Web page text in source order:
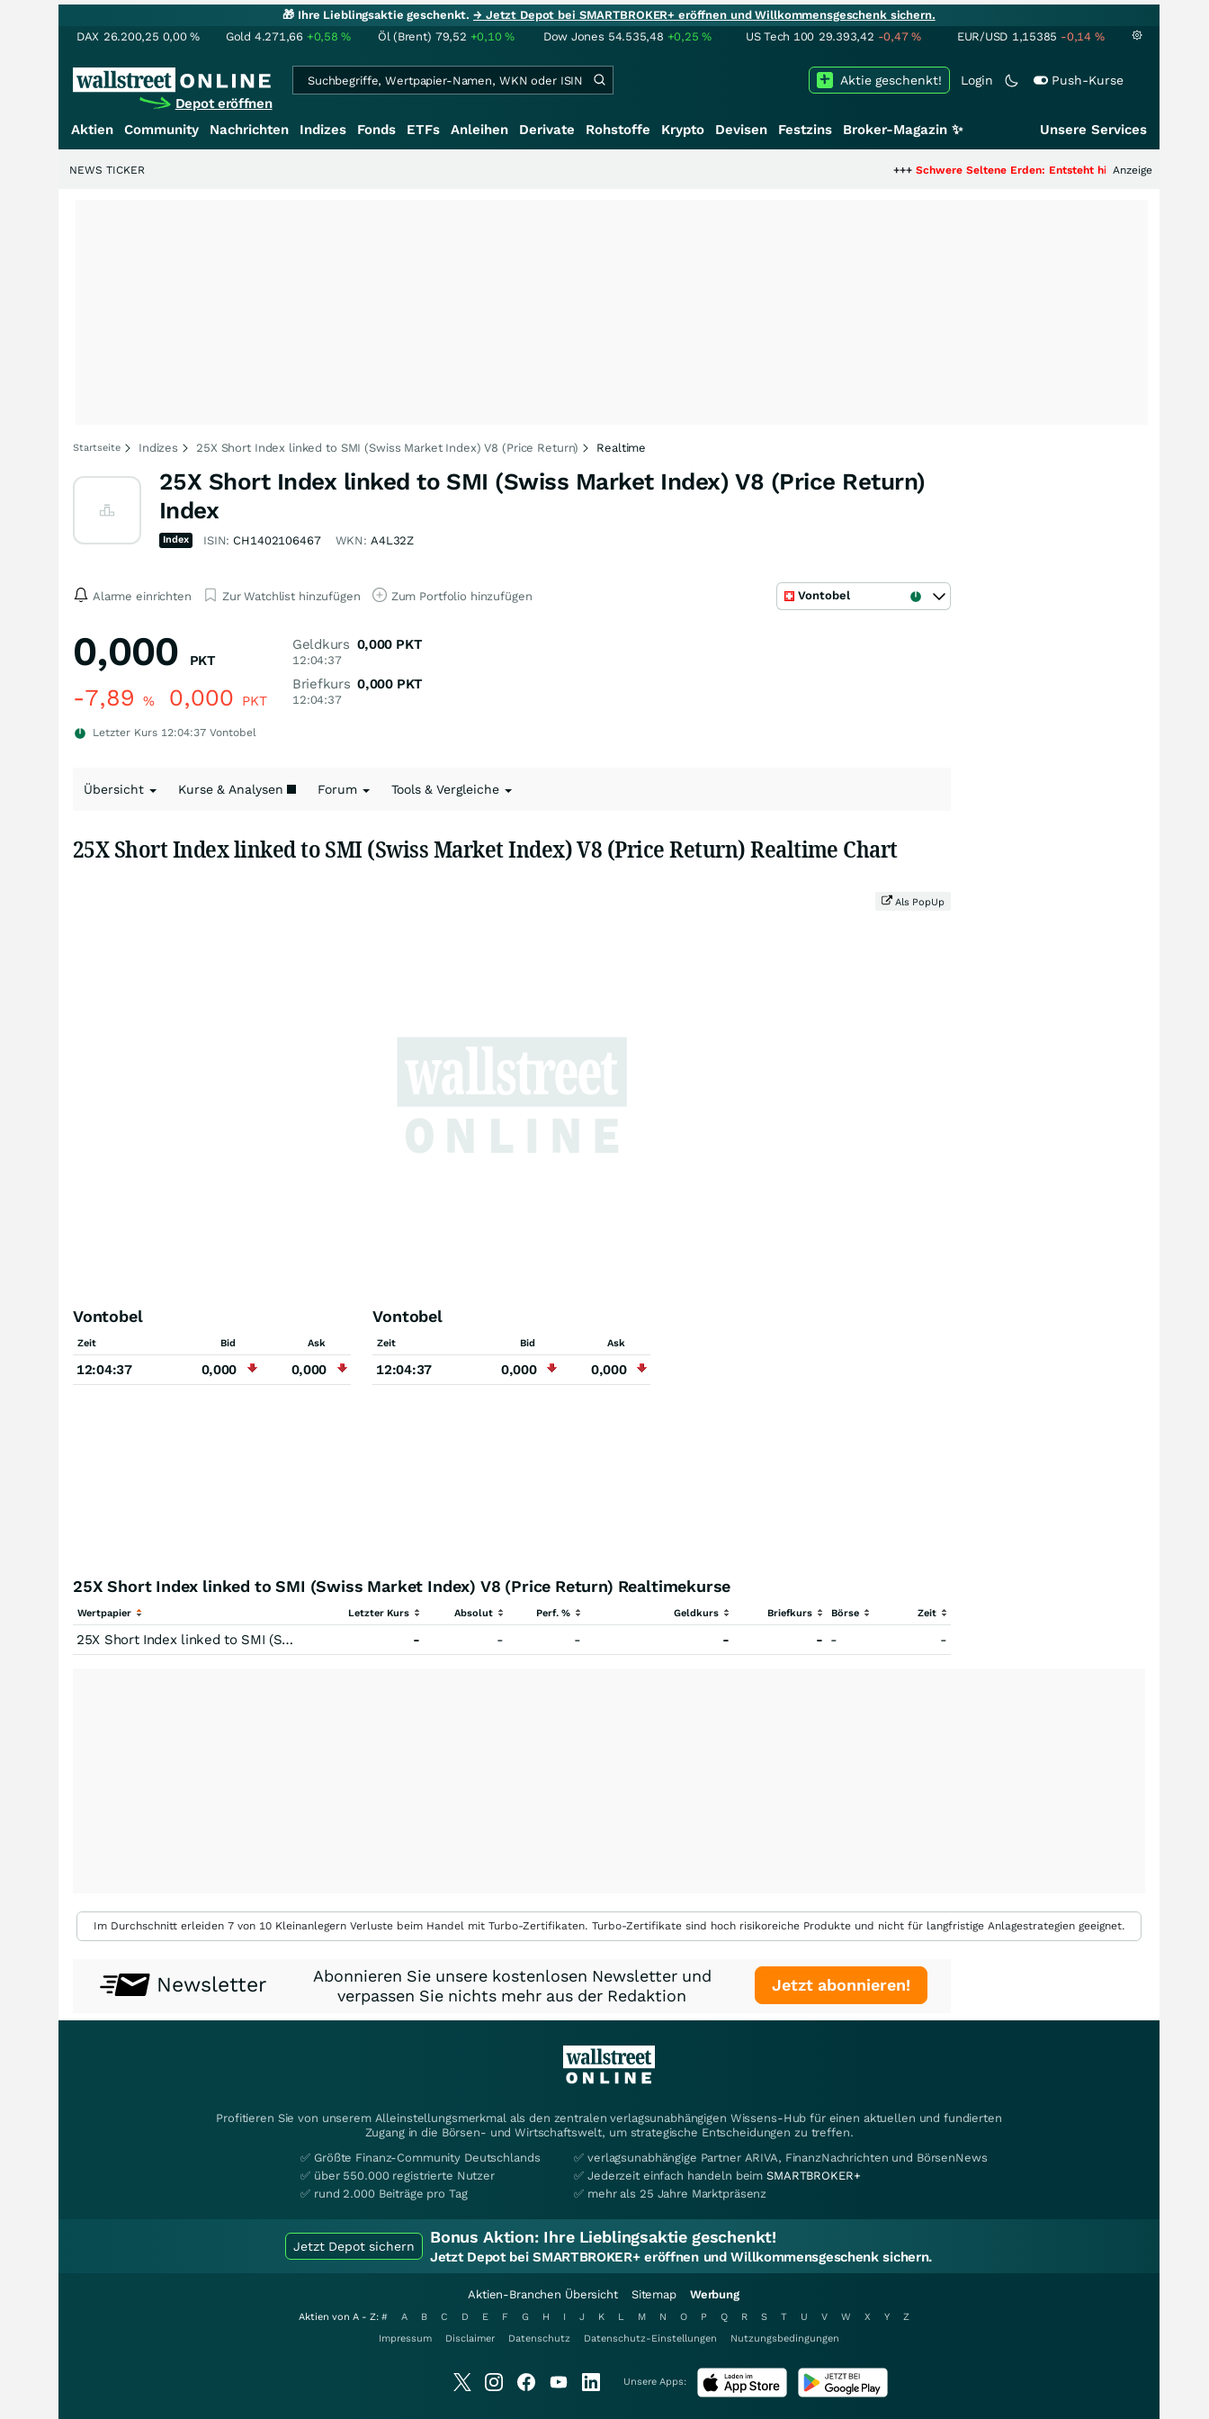
🎁 Ihre Lieblingsaktie geschenkt.→ Jetzt Depot bei SMARTBROKER+ eröffnen und Willkommensgeschenk sichern.
DAX 26.200,25 0,00% Gold 4.271,66 +0,58% Öl (Brent) 79,52 +0,10% Dow Jones 54.535,48 +0,25% US Tech 100 29.393,42 -0,47% EUR/USD 1,15385 -0,14 %
Depot eröffnen
Login Push-Kurse
Aktie geschenkt!
Aktien Community Nachrichten Indizes Fonds ETFs Anleihen Derivate Rohstoffe Krypto Devisen Festzins Broker-Magazin ✨ Unsere Services
Schwere Seltene Erden: Entsteht hier die nächste
Anzeige
NEWS TICKER
Startseite Indizes 25X Short Index linked to SMI (Swiss Market Index) V8 (Price Return) Realtime
25X Short Index linked to SMI (Swiss Market Index) V8 (Price Return)
Index
Index ISIN: CH1402106467 WKN: A4L32Z
Alarme einrichten Zur Watchlist hinzufügen Zum Portfolio hinzufügen Vontobel
0,000 PKT
-7,89 % 0,000 PKT
Letzter Kurs 12:04:37 Vontobel
Geldkurs
12:04:37
0,000 PKT
Briefkurs
12:04:37
0,000 PKT
Übersicht Kurse & Analysen Forum Tools & Vergleiche
25X Short Index linked to SMI (Swiss Market Index) V8 (Price Return) Realtime Chart
Als PopUp
Vontobel
Zeit Bid Ask
12:04:37 0,000 0,000
Vontobel
Zeit Bid Ask
12:04:37 0,000 0,000
25X Short Index linked to SMI (Swiss Market Index) V8 (Price Return) Realtimekurse
Wertpapier Letzter Kurs Absolut Perf. % Geldkurs Briefkurs Börse Zeit
25X Short Index linked to SMI (Swiss Market Index) V8 (Price Return) - - - - - - -
Im Durchschnitt erleiden 7 von 10 Kleinanlegern Verluste beim Handel mit Turbo-Zertifikaten. Turbo-Zertifikate sind hoch risikoreiche Produkte und nicht für langfristige Anlagestrategien geeignet.
Newsletter
Abonnieren Sie unsere kostenlosen Newsletter und
verpassen Sie nichts mehr aus der Redaktion
Jetzt abonnieren!
Profitieren Sie von unserem Alleinstellungsmerkmal als den zentralen verlagsunabhängigen Wissens-Hub für einen aktuellen und fundierten
Zugang in die Börsen- und Wirtschaftswelt, um strategische Entscheidungen zu treffen.
✅ Größte Finanz-Community Deutschlands
✅ über 550.000 registrierte Nutzer
✅ rund 2.000 Beiträge pro Tag
✅ verlagsunabhängige Partner ARIVA, FinanzNachrichten und BörsenNews
✅ Jederzeit einfach handeln beimSMARTBROKER+
✅ mehr als 25 Jahre Marktpräsenz
Jetzt Depot sichern Bonus Aktion: Ihre Lieblingsaktie geschenkt!
Jetzt Depot bei SMARTBROKER+ eröffnen und Willkommensgeschenk sichern.
Aktien-Branchen Übersicht Sitemap Werbung
Aktien von A - Z: # A B C D E F G H I J K L M N O P Q R S T U V W X Y
Z
Impressum
Disclaimer Datenschutz Datenschutz-Einstellungen Nutzungsbedingungen
Unsere Apps: